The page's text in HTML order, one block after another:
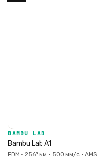
BAMBU LAB
Bambu Lab A1
FDM · 256³ мм · 500 мм/с · AMS